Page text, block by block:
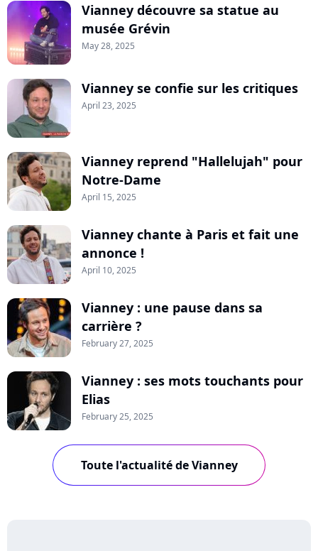
Vianney découvre sa statue au
musée Grévin
May 28, 2025
Vianney se confie sur les critiques
April 23, 2025
Vianney reprend "Hallelujah" pour
Notre-Dame
April 15, 2025
Vianney chante à Paris et fait une
annonce !
April 10, 2025
Vianney : une pause dans sa
carrière ?
February 27, 2025
Vianney : ses mots touchants pour
Elias
February 25, 2025
Toute l'actualité de Vianney